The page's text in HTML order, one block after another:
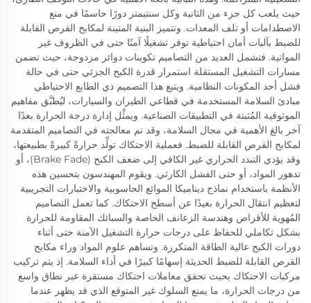
حيث يلعب كل جزء من الثانية وكل سنتيمتر دورًا حاسمًا في منع
الاصطدامات أو تلف المعدات. وتتميز البنية المتينة لمكابح القرص القابلة
للضبط بآليات أمان احتياطية توفر تشغيلًا آمنًا حتى في الظروف غير
المواتية. فتشمل العديد من التصاميم تكوينات دوائر مزدوجة، حيث تضمن
مسارات التشغيل المستقلة استمرار قدرة الكبح الجزئي حتى في حالة
فشل أحد المكونات النظامية. ويتبع هذا التصميم ذي الطابع الاحتياطي
مبادئ السلامة المستخدمة في قطاعي الطيران والسيارات، ليُطبَّق مفاهيم
الموثوقية المُثبتة في التطبيقات الصناعية. ويمثِّل إدارة درجة الحرارة بعدًا
آخر بالغ الأهمية في مجال السلامة، وقد تم معالجته في التصاميم المتقدمة
لمكابح القرص القابلة للضبط. فعملية الاحتكاك تولِّد حرارةً كبيرةً بطبيعتها،
وقد يؤدي التبدد الحراري غير الكافي إلى ضعف الكبح (Brake Fade)، أو
تدهور المواد، أو حتى الفشل الكارثي. ويقوم المهندسون بتحسين هذه
الأنظمة باستخدام نماذج ديناميكا الموائع الحاسوبية والاختبارات التجريبية
لتعظيم انتقال الحرارة بعيدًا عن أسطح الاحتكاك. كما تعمل التصاميم
المُهوية للأقراص وهندسة الزعانف الخاصة والسبائك المقاومة للحرارة
بشكل تكاملي للحفاظ على درجات حرارة التشغيل الآمنة حتى أثناء
دورات الكبح عالية الطاقة المتكررة. وتساهم علوم المواد وراء مكابح
القرص القابلة للضبط الحديثة إسهامًا كبيرًا في أداء السلامة. إذ يتم تركيب
مركبات الاحتكاك بحيث تحقق معاملات احتكاك مستقرة عبر نطاق واسع
من درجات الحرارة، ما يمنع السلوك غير المتوقع الذي قد يظهر عندما